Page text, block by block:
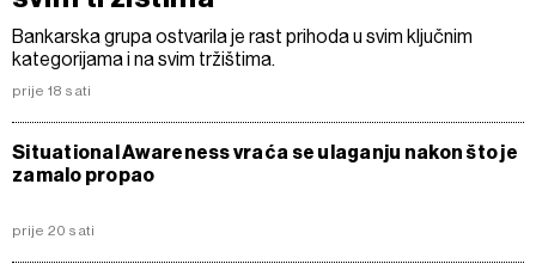
Bankarska grupa ostvarila je rast prihoda u svim ključnim
kategorijama i na svim tržištima.
prije 18 sati
Situational Awareness vraća se ulaganju nakon što je
zamalo propao
prije 20 sati